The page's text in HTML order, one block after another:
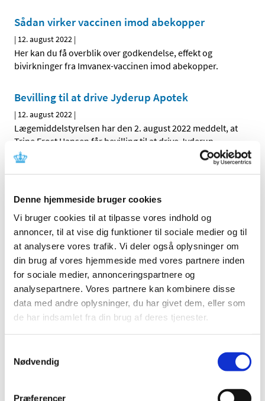
Denne hjemmeside bruger cookies
Vi bruger cookies til at tilpasse vores indhold og
annoncer, til at vise dig funktioner til sociale medier og til
at analysere vores trafik. Vi deler også oplysninger om
din brug af vores hjemmeside med vores partnere inden
for sociale medier, annonceringspartnere og
analysepartnere. Vores partnere kan kombinere disse
data med andre oplysninger, du har givet dem, eller som
de har indsamlet fra din brug af deres tjenester.
Nødvendig
Præferencer
Sådan virker vaccinen imod abekopper
| 12. august 2022 |
Her kan du få overblik over godkendelse, effekt og
bivirkninger fra Imvanex-vaccinen imod abekopper.
Bevilling til at drive Jyderup Apotek
| 12. august 2022 |
Lægemiddelstyrelsen har den 2. august 2022 meddelt, at
Trine Frost Hansen får bevilling til at drive Jyderup
TID
2026 (84)
2025 (158)
2024 (224)
2023 (195)
2022 (197)
december (18)
november (19)
oktober (17)
august (8)
juni (21)